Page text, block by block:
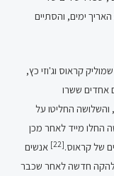
ימים, והסתיים
קראוס וג'וזי כץ,
אחדים ששרו
והשלושה החליטו על
החלו מייד לאחר מכן
של קראוס.[22]
אנשים
ללהקה חדשה לאחר שכבר